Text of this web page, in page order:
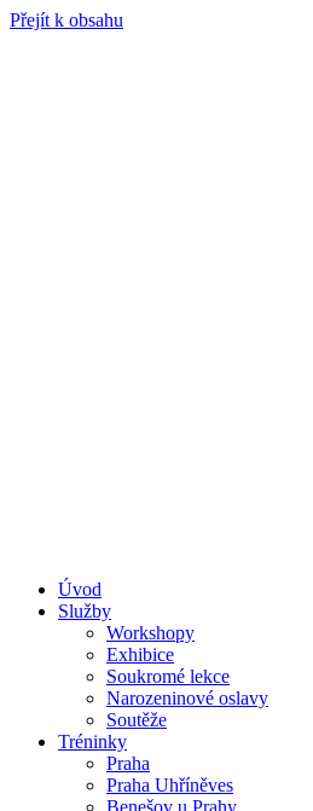
Přejít k obsahu
Úvod
Služby
Workshopy
Exhibice
Soukromé lekce
Narozeninové oslavy
Soutěže
Tréninky
Praha
Praha Uhříněves
Benešov u Prahy